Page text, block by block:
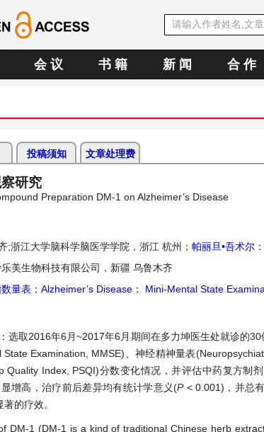
会 议 书 籍 新 闻 合 作
投稿须知 文章处理费
研究
Preparation DM-1 on Alzheimer’s Disease
;浙江大学脑科学脑医学学院，浙江 杭州； 帕丽旦•吾术尔
乐美生物科技有限公司，新疆 乌鲁木齐
量表 ； Alzheimer’s Disease ； Mini-Mental State
选取2016年6月~2017年6月期间在多力坤医生处就诊的
Examination, MMSE)、神经精神量表
Index, PSQI)分数变化情况，并评估中药复方制
增高，治疗前后差异均有统计学意义(P< 0.001)，并总
的疗效。
DM-1 (DM-1 is a kind of traditional Chinese herb